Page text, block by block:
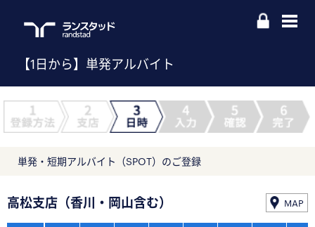
【1日から】単発アルバイト
単発・短期アルバイト（SPOT）のご登録
高松支店（香川・岡山含む） MAP